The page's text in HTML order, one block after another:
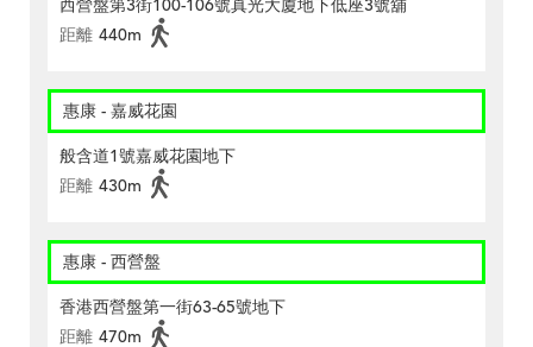
西營盤第3街100-106號真光大廈地下低座3號舖
距離 440m
惠康 - 嘉威花園
般含道1號嘉威花園地下
距離 430m
惠康 - 西營盤
香港西營盤第一街63-65號地下
距離 470m